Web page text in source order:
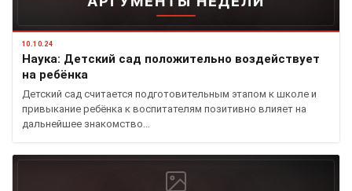
10.10.24
Наука: Детский сад положительно воздействует
на ребёнка
Детский сад считается подготовительным этапом к школе и
привыкание ребёнка к воспитателям позитивно влияет на
дальнейшее знакомство…